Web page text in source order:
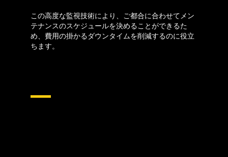
この高度な監視技術により、ご都合に合わせてメン
テナンスのスケジュールを決めることができるた
め、費用の掛かるダウンタイムを削減するのに役立
ちます。